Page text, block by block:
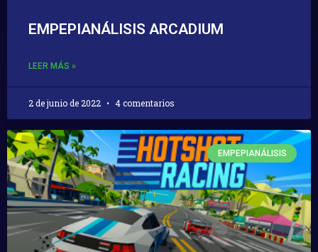
EMPEPIANÁLISIS ARCADIUM
LEER MÁS »
2 de junio de 2022 4 comentarios
EMPEPIANÁLISIS